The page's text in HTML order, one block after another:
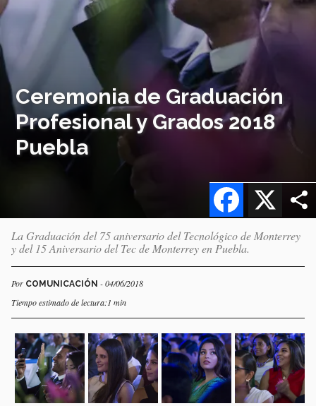
Ceremonia de Graduación
Profesional y Grados 2018
Puebla
X
Facebook
La Graduación del 75 aniversario del Tecnológico de Monterrey
y del 15 Aniversario del Tec de Monterrey en Puebla.
Por COMUNICACIÓN - 04/06/2018
Tiempo estimado de lectura:1 min